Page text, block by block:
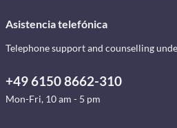
Asistencia telefónica
Telephone support and counselling
+49 6150 8662-310
Mon-Fri, 10 am - 5 pm